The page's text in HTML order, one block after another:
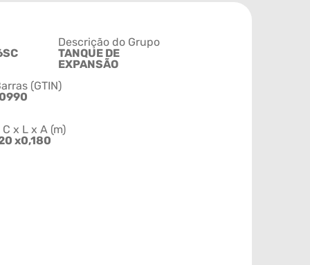
Descrição do Grupo
TANQUE DE
EXPANSÃO
(GTIN)
x L x A (m)
x0,180